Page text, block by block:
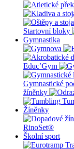
Startovní bloky
Gymnastika
Educ’Gym
Gymnastické
žíněnky
Žíněnky
RinoSet®
Školní sport